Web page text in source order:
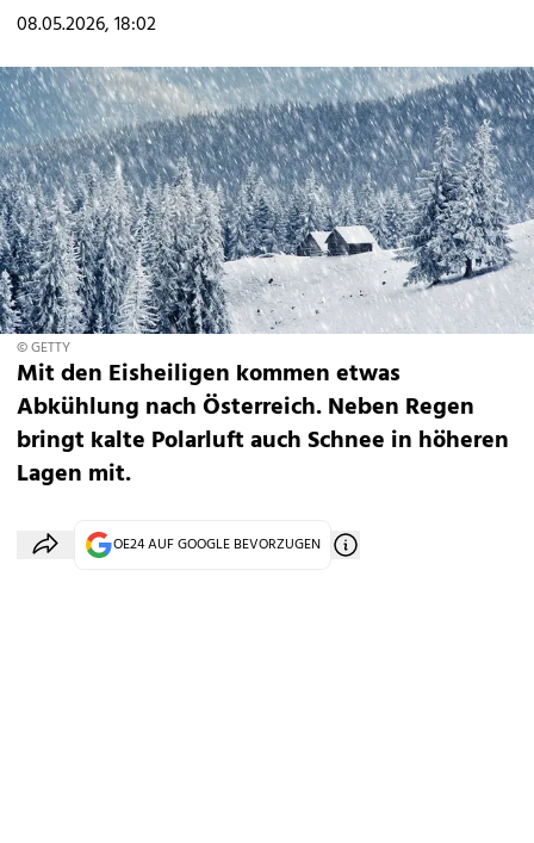
08.05.2026, 18:02
© GETTY
Mit den Eisheiligen kommen etwas
Abkühlung nach Österreich. Neben Regen
bringt kalte Polarluft auch Schnee in höheren
Lagen mit.
OE24 AUF GOOGLE BEVORZUGEN